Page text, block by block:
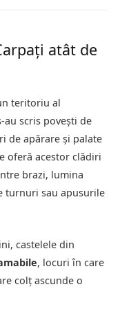
atât de
teritoriu al
au scris povești de
de apărare și palate
oferă acestor clădiri
brazi, lumina
turnuri sau apusurile
castelele din
, locuri în care
colț ascunde o